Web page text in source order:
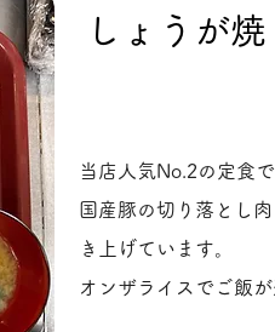
しょうが
当店人気No.2の定食で
国産豚の切り落とし
き上げています。
オンザライスでご飯